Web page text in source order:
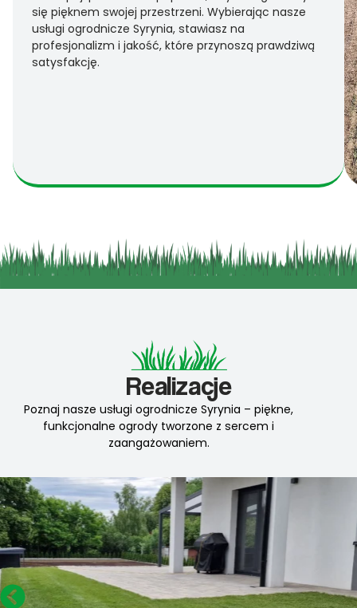
się pięknem swojej przestrzeni. Wybierając nasze
usługi ogrodnicze Syrynia, stawiasz na
profesjonalizm i jakość, które przynoszą prawdziwą
satysfakcję.
Realizacje
Poznaj nasze usługi ogrodnicze Syrynia – piękne,
funkcjonalne ogrody tworzone z sercem i
zaangażowaniem.